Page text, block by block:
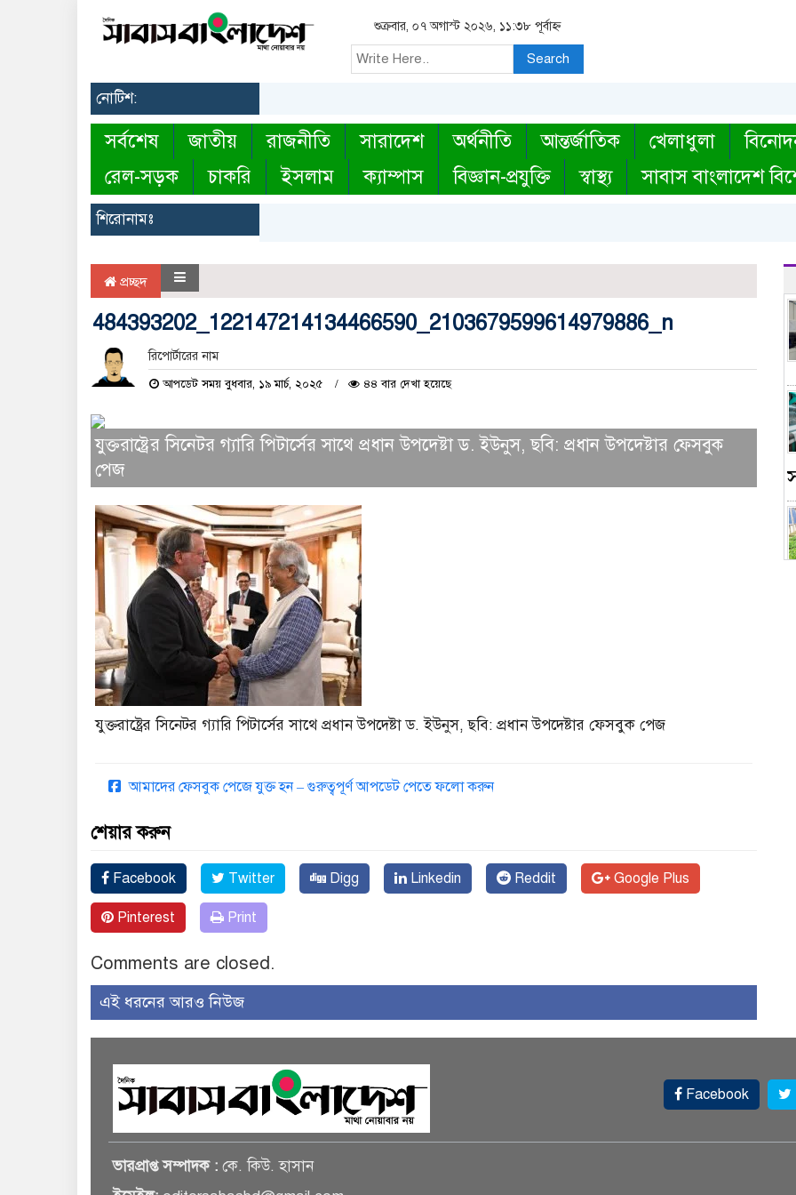
শুক্রবার, ০৭ অগাস্ট ২০২৬, ১১:৩৮ পূর্বাহ্ন
Search
নোটিশ:
সর্বশেষ জাতীয় রাজনীতি সারাদেশ অর্থনীতি আন্তর্জাতিক খেলাধুলা
রেল-সড়ক
চাকরি ইসলাম ক্যাম্পাস বিজ্ঞান-প্রযুক্তি স্বাস্থ্য সাবাস বাংলাদেশ
শিরোনামঃ
প্রচ্ছদ
484393202_122147214134466590_2103679599614979886_n
রিপোর্টারের নাম
আপডেট সময় বুধবার, ১৯ মার্চ, ২০২৫ ৪৪ বার দেখা হয়েছে
যুক্তরাষ্ট্রের সিনেটর গ্যারি পিটার্সের সাথে প্রধান উপদেষ্টা ড. ইউনুস, ছবি: প্রধান উপদেষ্টার ফেসবুক
পেজ
যুক্তরাষ্ট্রের সিনেটর গ্যারি পিটার্সের সাথে প্রধান উপদেষ্টা ড. ইউনুস, ছবি: প্রধান উপদেষ্টার ফেসবুক পেজ
আমাদের ফেসবুক পেজে যুক্ত হন – গুরুত্বপূর্ণ আপডেট পেতে ফলো করুন
শেয়ার করুন
Facebook Twitter Digg Linkedin Reddit Google Plus
Pinterest Print
Comments are closed.
এই ধরনের আরও নিউজ
Facebook
ভারপ্রাপ্ত সম্পাদক : কে. কিউ. হাসান